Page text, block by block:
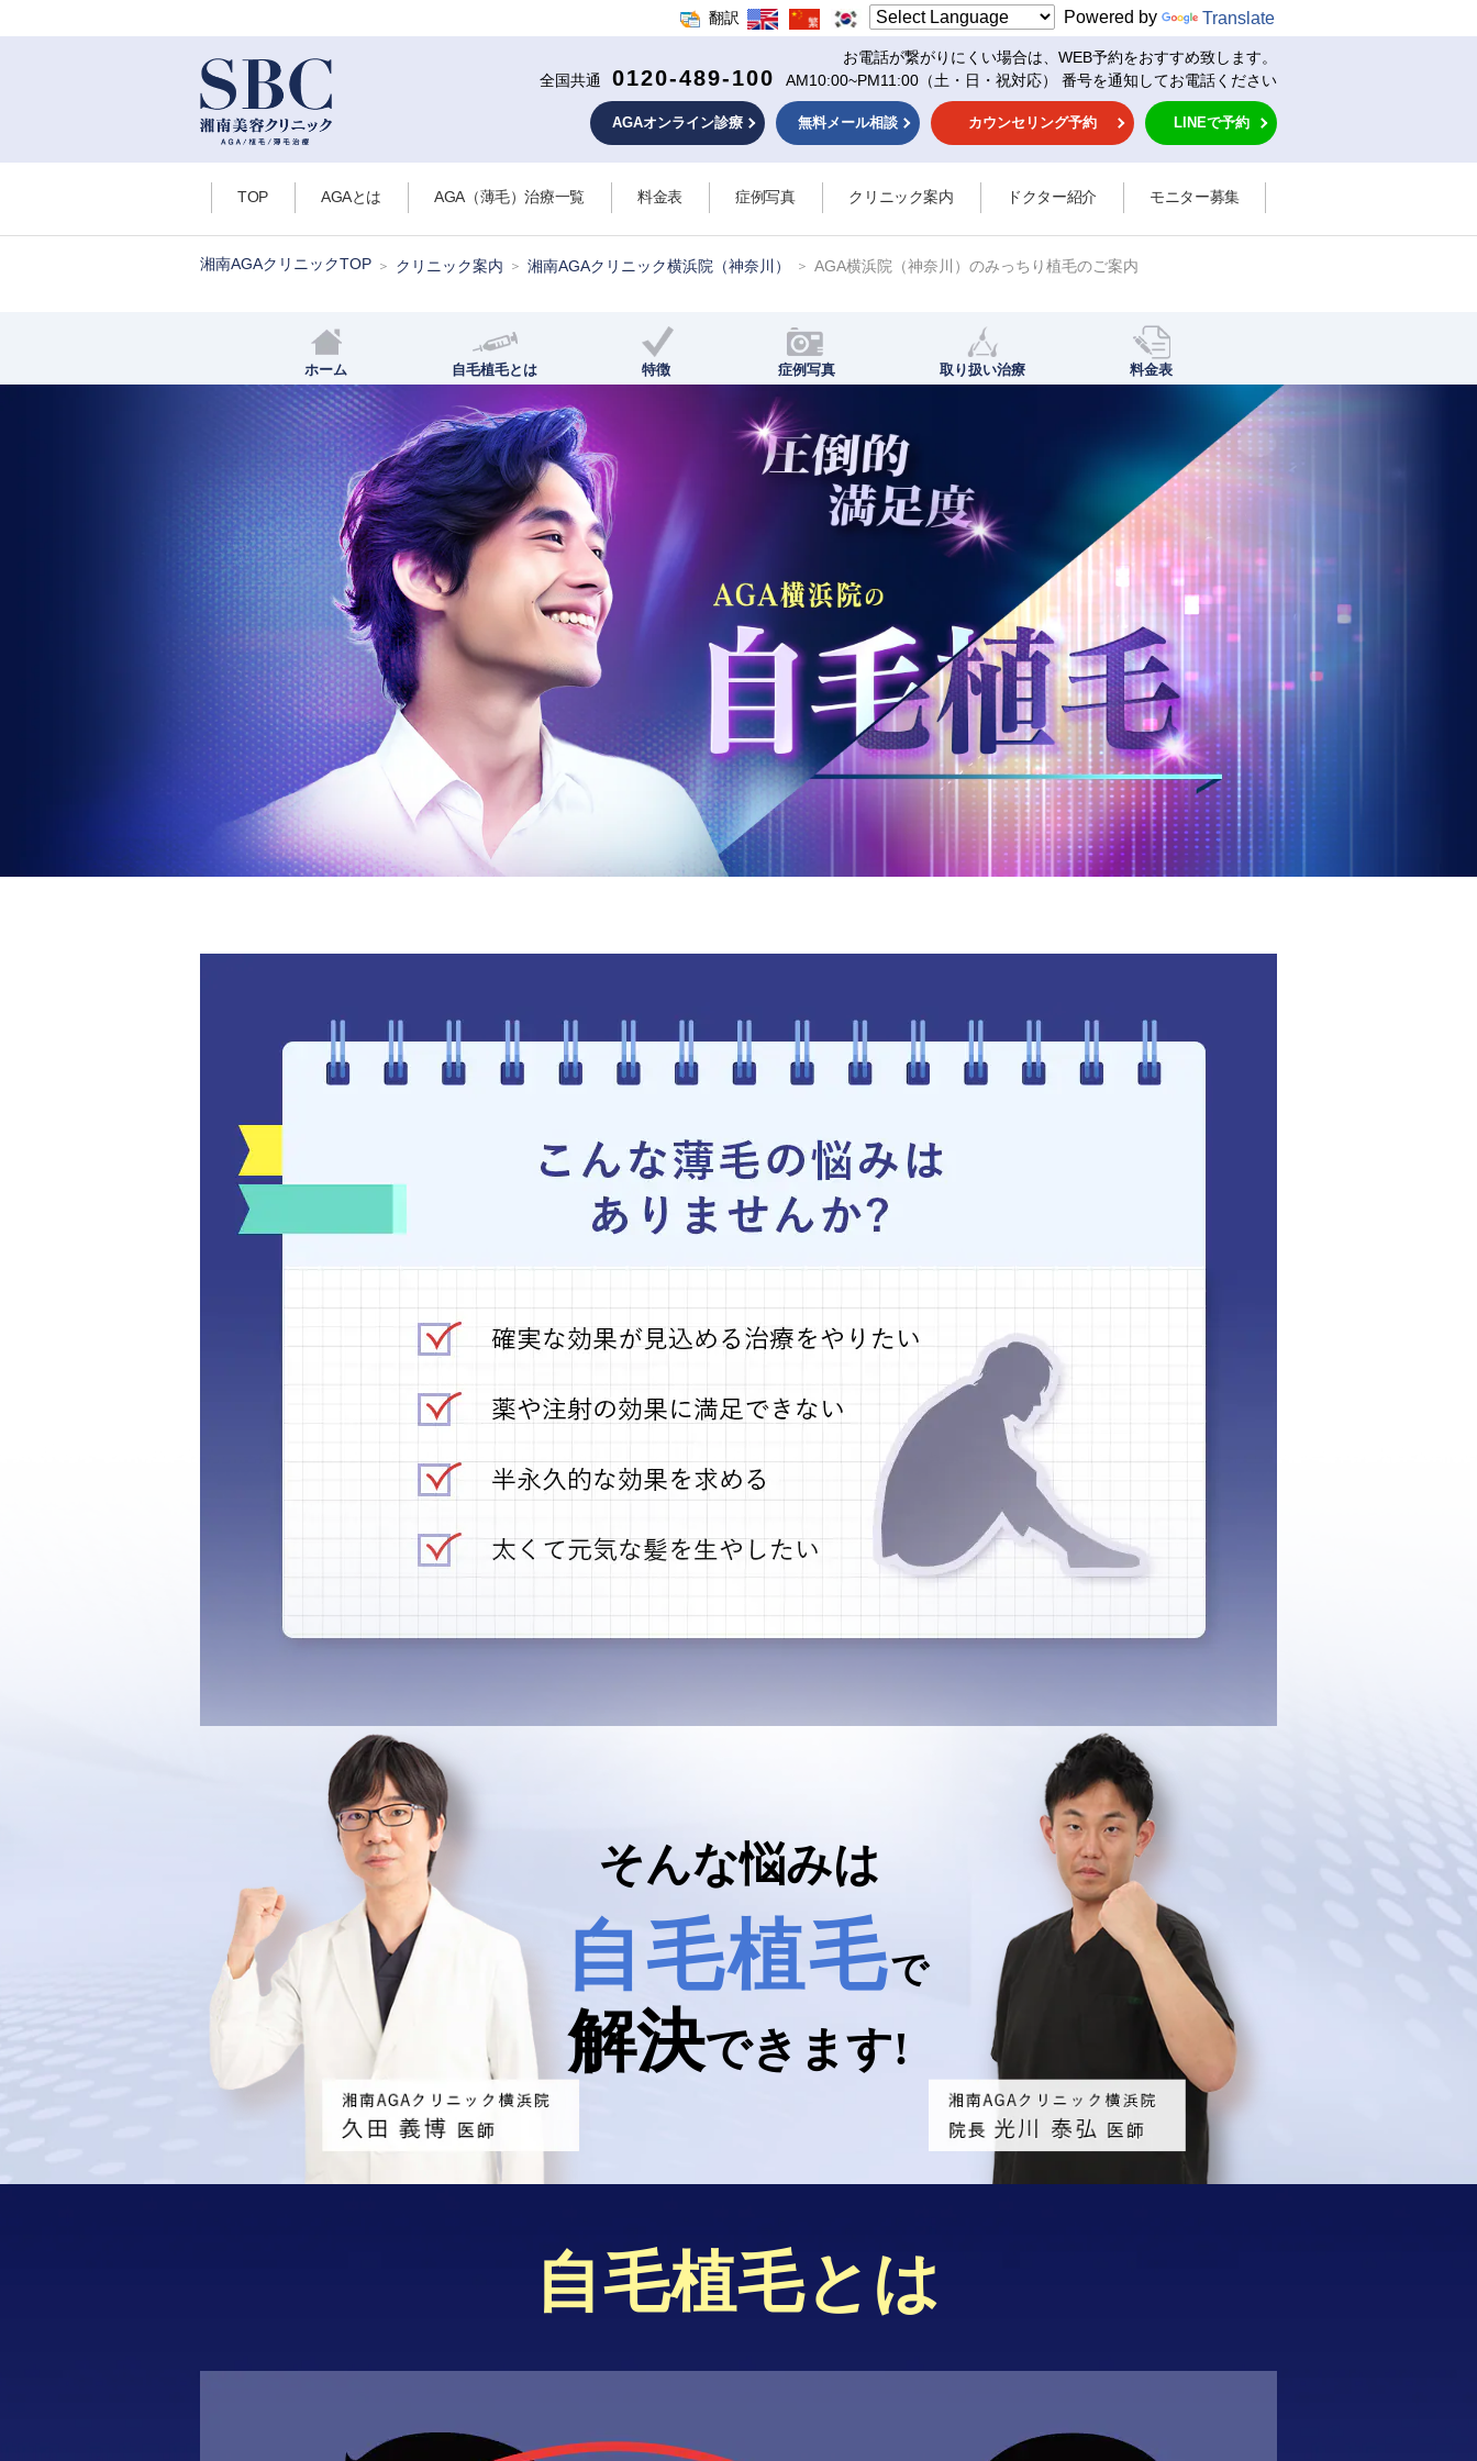
翻訳 Powered by Translate
お電話が繋がりにくい場合は、WEB予約をおすすめ致します。
全国共通
0120-489-100 AM10:00~PM11:00 （土・日・祝対応） 番号を通知してお電話ください
AGAオンライン診療 無料メール相談 カウンセリング予約 LINEで予約
TOP AGAとは AGA（薄毛）治療一覧 料金表 症例写真 クリニック案内 ドクター紹介 モニター募集
湘南AGAクリニックTOP クリニック案内 湘南AGAクリニック横浜院（神奈川） AGA横浜院（神奈川）のみっちり植毛のご案内
ホーム 自毛植毛とは 特徴 症例写真 取り扱い治療 料金表
そんな悩みは
自毛植毛で
解決できます!
自毛植毛とは